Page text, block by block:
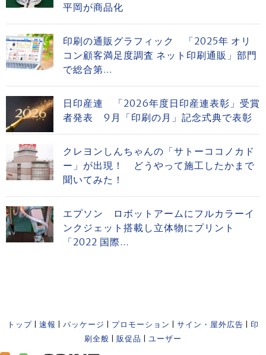
平岡が商品化
印刷の通販グラフィック 「2025年 オリ
コン顧客満足度調査 ネット印刷通販」部門
で総合第...
日印産連 「2026年度日印産連表彰」受賞
者発表 9月「印刷の月」記念式典で表彰
クレヨンしんちゃんの「サトーココノカド
ー」が出現！ どうやって施工したかまで
聞いてみた！
エプソン ロボットアームにフルカラーイ
ンクジェット搭載し立体物にプリント
「2022 国際...
トップ 速報 パッケージ プロモーション サイン・屋外広告
印
刷全般
販促品 ユーザー